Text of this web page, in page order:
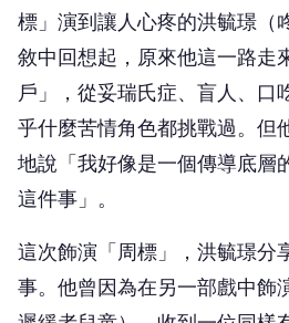
標」演到讓人心疼的洪毓璟（
敘中回想起，原來他這一路走
戶」，從妥瑞氏症、盲人、口
乎什麼苦情角色都挑戰過。但
地說「我好像是一個傳導底層
這件事」。
這次飾演「周標」，洪毓璟分
事。他曾因為在另一部戲中飾